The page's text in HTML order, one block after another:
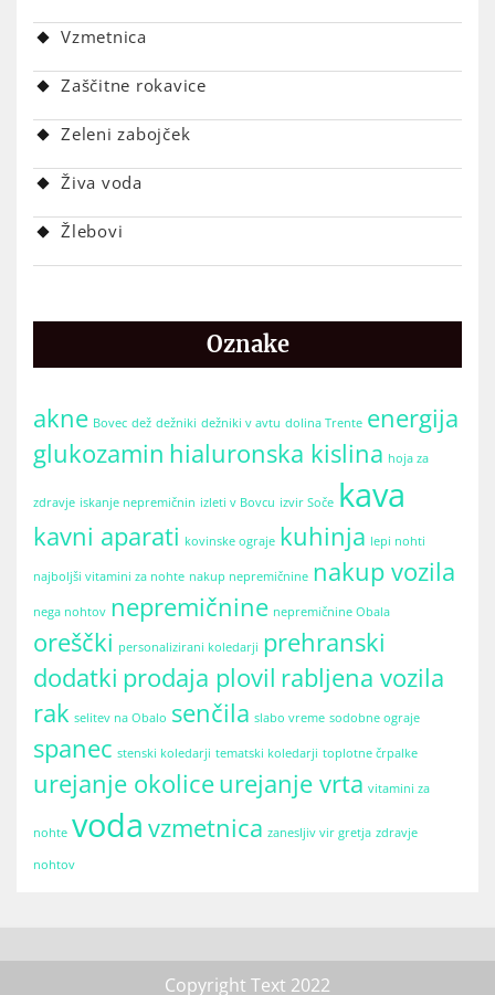
Vzmetnica
Zaščitne rokavice
Zeleni zabojček
Živa voda
Žlebovi
Oznake
akne Bovec dež dežniki dežniki v avtu dolina Trente energija
glukozamin hialuronska kislina hoja za
zdravje iskanje nepremičnin izleti v Bovcu izvir Soče kava
kavni aparati kovinske ograje kuhinja lepi nohti
najboljši vitamini za nohte nakup nepremičnine nakup vozila
nega nohtov nepremičnine nepremičnine Obala
oreščki personalizirani koledarji prehranski
dodatki prodaja plovil rabljena vozila
rak selitev na Obalo senčila slabo vreme sodobne ograje
spanec stenski koledarji tematski koledarji toplotne črpalke
urejanje okoliceurejanje vrta vitamini za
nohte voda vzmetnica zanesljiv vir gretja zdravje
nohtov
Copyright Text 2022